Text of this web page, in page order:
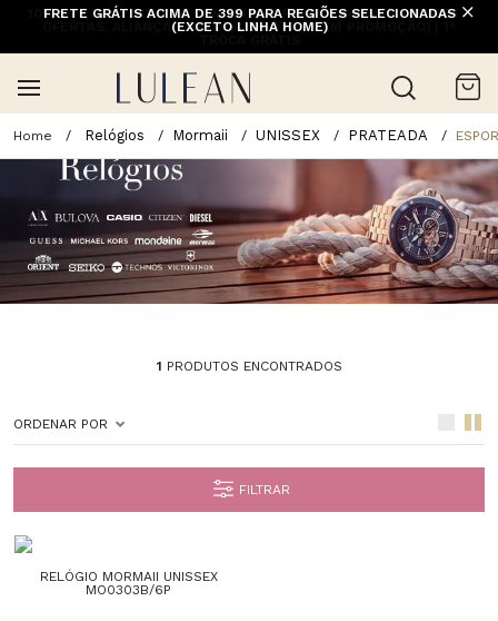
10% OFF NA 1ª COMPRA COM CUPOM PRIMEIRACOMPRA (EXCETO
OFERTAS, ALIANÇAS, RELÓGIOS E ITENS EM PROMOÇÃO) | 1ª
FRETE GRÁTIS ACIMA DE 399 PARA REGIÕES SELECIONADAS
(EXCETO LINHA HOME)
Relógios Mormaii UNISSEX PRATEADA
1 PRODUTOS ENCONTRADOS
ORDENAR POR
FILTRAR
RELÓGIO MORMAII UNISSEX
MO0303B/6P